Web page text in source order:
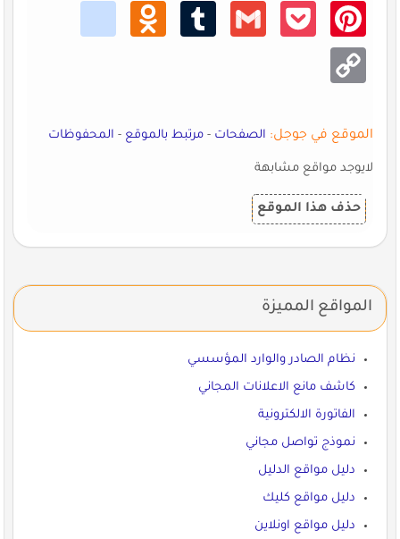
Pinte
rest
Pocke
Gmail
Tumb
Odno
klass
niki
Copy
Link
الموقع في جوجل: الصفحات-مرتبط بالموقع-المحفوظات
لايوجد مواقع مشابهة
حذف هذا الموقع
المواقع المميزة
نظام الصادر والوارد المؤسسي
كاشف مانع الاعلانات المجاني
الفاتورة الالكترونية
نموذج تواصل مجاني
دليل مواقع الدليل
دليل مواقع كليك
دليل مواقع اونلاين